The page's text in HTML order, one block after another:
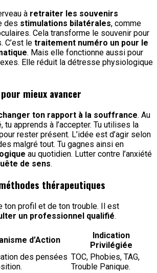
à retraiter les souvenirs
des stimulations bilatérales, comme
Cela transforme le souvenir pour
C’est le traitement numéro un pour le
. Mais elle fonctionne aussi pour
Elle réduit la détresse physiologique
mieux avancer
ton rapport à la souffrance. Au
tu apprends à l’accepter. Tu utilises la
rester présent. L’idée est d’agir selon
malgré tout. Tu gagnes ainsi en
au quotidien. Lutter contre l’anxiété
de sens.
thérapeutiques
ton profil et de ton trouble. Il est
un professionnel qualifié.
d’Action
Indication
Privilégiée
des pensées TOC, Phobies, TAG,
Trouble Panique.